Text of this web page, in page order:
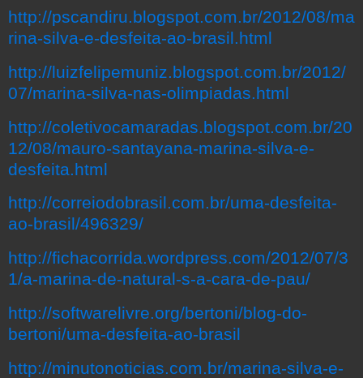
http://pscandiru.blogspot.com.br/2012/08/ma
rina-silva-e-desfeita-ao-brasil.html
http://luizfelipemuniz.blogspot.com.br/2012/
07/marina-silva-nas-olimpiadas.html
http://coletivocamaradas.blogspot.com.br/20
12/08/mauro-santayana-marina-silva-e-
desfeita.html
http://correiodobrasil.com.br/uma-desfeita-
ao-brasil/496329/
http://fichacorrida.wordpress.com/2012/07/3
1/a-marina-de-natural-s-a-cara-de-pau/
http://softwarelivre.org/bertoni/blog-do-
bertoni/uma-desfeita-ao-brasil
http://minutonoticias.com.br/marina-silva-e-